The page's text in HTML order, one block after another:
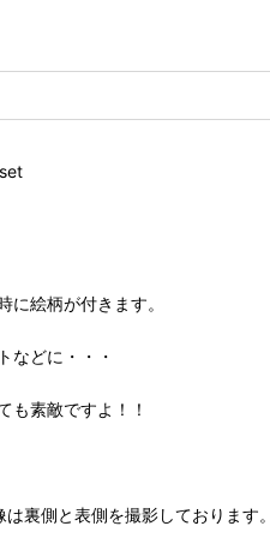
に絵柄が付きます。
などに・・・
も素敵ですよ！！
裏側と表側を撮影しております。